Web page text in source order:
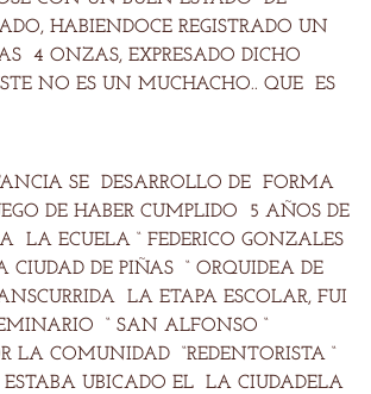
HABIENDOCE REGISTRADO UN
4 ONZAS, EXPRESADO DICHO
NO ES UN MUCHACHO.. QUE ES
SE DESARROLLO DE FORMA
DE HABER CUMPLIDO 5 AÑOS DE
LA ECUELA “ FEDERICO GONZALES
CIUDAD DE PIÑAS “ ORQUIDEA DE
LA ETAPA ESCOLAR, FUI
“ SAN ALFONSO “
LA COMUNIDAD “REDENTORISTA “
UBICADO EL LA CIUDADELA